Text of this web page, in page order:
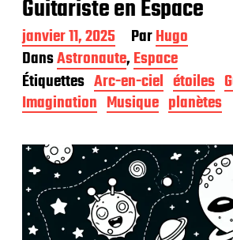
Guitariste en Espace
D
a
t
e
d
e
u
b
c
a
janvier 11, 2025 ParHugo
DansAstronaute,Espace
Étiquettes Arc-en-ciel étoiles
Imagination Musique planètes